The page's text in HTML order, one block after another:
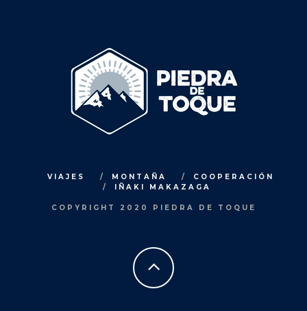
VIAJES MONTAÑA
COOPERACIÓN
IÑAKI MAKAZAGA
COPYRIGHT 2020 PIEDRA DE TOQUE